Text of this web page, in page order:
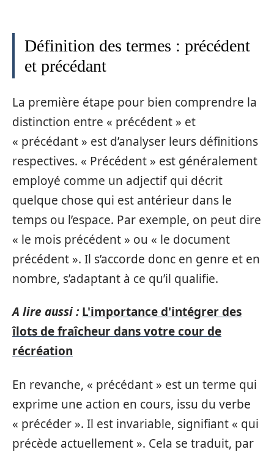
Définition des termes : précédent
et précédant
La première étape pour bien comprendre la
distinction entre « précédent » et
« précédant » est d’analyser leurs définitions
respectives. « Précédent » est généralement
employé comme un adjectif qui décrit
quelque chose qui est antérieur dans le
temps ou l’espace. Par exemple, on peut dire
« le mois précédent » ou « le document
précédent ». Il s’accorde donc en genre et en
nombre, s’adaptant à ce qu’il qualifie.
A lire aussi : L'importance d'intégrer des
îlots de fraîcheur dans votre cour de
récréation
En revanche, « précédant » est un terme qui
exprime une action en cours, issu du verbe
« précéder ». Il est invariable, signifiant « qui
précède actuellement ». Cela se traduit, par